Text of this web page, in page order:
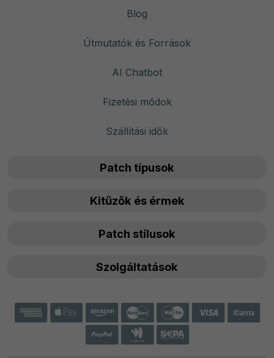
Blog
Útmutatók és Források
AI Chatbot
Fizetési módok
Szállítási idők
Patch típusok
Kitűzők és érmek
Patch stílusok
Szolgáltatások